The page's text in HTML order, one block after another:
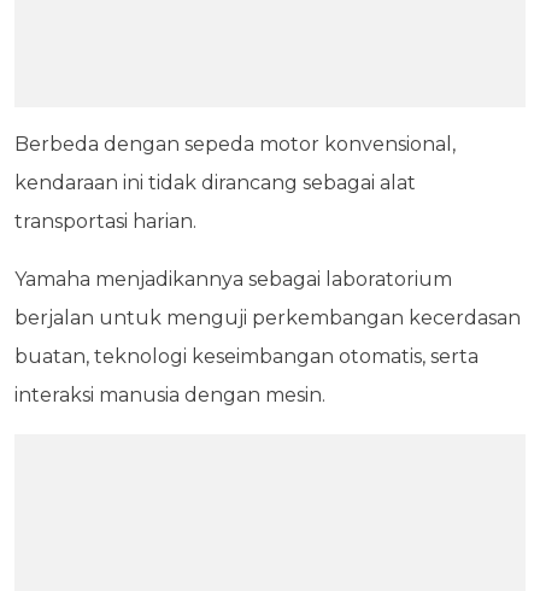
Berbeda dengan sepeda motor konvensional,
kendaraan ini tidak dirancang sebagai alat
transportasi harian.
Yamaha menjadikannya sebagai laboratorium
berjalan untuk menguji perkembangan kecerdasan
buatan, teknologi keseimbangan otomatis, serta
interaksi manusia dengan mesin.